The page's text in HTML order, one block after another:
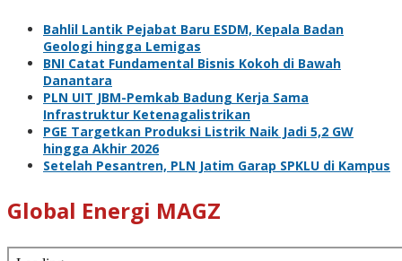
Bahlil Lantik Pejabat Baru ESDM, Kepala Badan
Geologi hingga Lemigas
BNI Catat Fundamental Bisnis Kokoh di Bawah
Danantara
PLN UIT JBM-Pemkab Badung Kerja Sama
Infrastruktur Ketenagalistrikan
PGE Targetkan Produksi Listrik Naik Jadi 5,2 GW
hingga Akhir 2026
Setelah Pesantren, PLN Jatim Garap SPKLU di Kampus
Global Energi MAGZ